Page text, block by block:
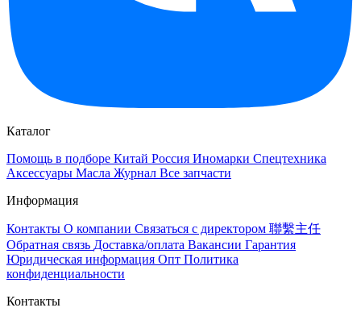
Каталог
Помощь в подборе Китай Россия Иномарки Спецтехника
Аксессуары Масла Журнал Все запчасти
Информация
Контакты О компании Связаться с директором 聯繫主任
Обратная связь Доставка/оплата Вакансии Гарантия
Юридическая информация Опт Политика
конфиденциальности
Контакты